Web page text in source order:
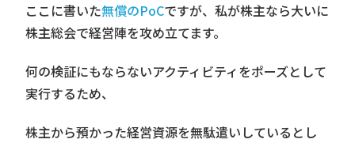
ここに書いた無償のPoCですが、私が株主なら大いに
株主総会で経営陣を攻め立てます。
何の検証にもならないアクティビティをポーズとして
実行するため、
株主から預かった経営資源を無駄遣いしているとし